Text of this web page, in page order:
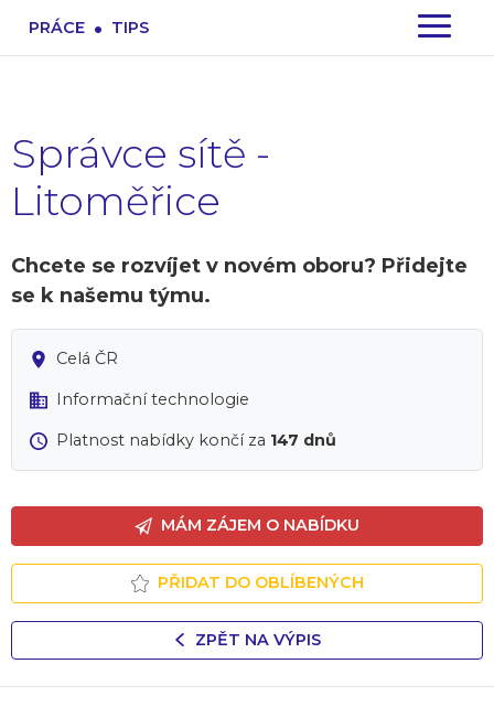
PRÁCE . TIPS
Správce sítě -
Litoměřice
Chcete se rozvíjet v novém oboru? Přidejte
se k našemu týmu.
Celá ČR
Informační technologie
Platnost nabídky končí za 147 dnů
MÁM ZÁJEM O NABÍDKU
PŘIDAT DO OBLÍBENÝCH
ZPĚT NA VÝPIS